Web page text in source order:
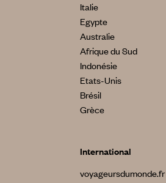
Italie
Egypte
Australie
Afrique du Sud
Indonésie
Etats-Unis
Brésil
Grèce
International
voyageursdumonde.fr